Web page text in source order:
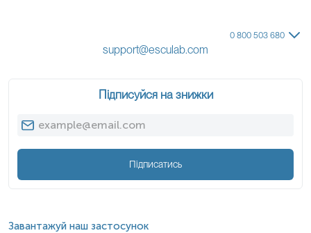
0 800 503 680
support@esculab.com
Підписуйся на знижки
Підписатись
Завантажуй наш застосунок